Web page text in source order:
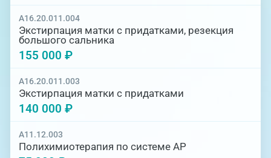
A16.20.011.004
Экстирпация матки с придатками, резекция
большого сальника
155 000 ₽
A16.20.011.003
Экстирпация матки с придатками
140 000 ₽
A11.12.003
Полихимиотерапия по системе АР